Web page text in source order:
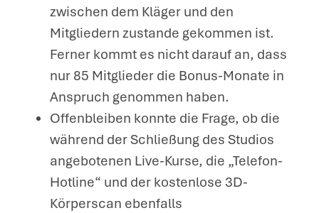
zwischen dem Kläger und den
Mitgliedern zustande gekommen ist.
Ferner kommt es nicht darauf an, dass
nur 85 Mitglieder die Bonus-Monate in
Anspruch genommen haben.
Offenbleiben konnte die Frage, ob die
während der Schließung des Studios
angebotenen Live-Kurse, die „Telefon-
Hotline“ und der kostenlose 3D-
Körperscan ebenfalls